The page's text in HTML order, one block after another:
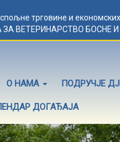
трговине и
ВЕТЕРИНАРСТВО БОСНЕ И
О НАМА ПОДРУЧЈЕ
ДОГАЂАЈА